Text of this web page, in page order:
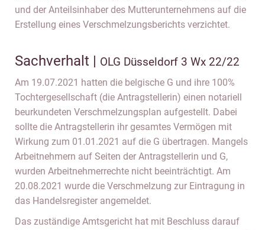
und der Anteilsinhaber des Mutterunternehmens auf die
Erstellung eines Verschmelzungsberichts verzichtet.
Sachverhalt | OLG Düsseldorf 3 Wx 22/22
Am 19.07.2021 hatten die belgische G und ihre 100%
Tochtergesellschaft (die Antragstellerin) einen notariell
beurkundeten Verschmelzungsplan aufgestellt. Dabei
sollte die Antragstellerin ihr gesamtes Vermögen mit
Wirkung zum 01.01.2021 auf die G übertragen. Mangels
Arbeitnehmern auf Seiten der Antragstellerin und G,
wurden Arbeitnehmerrechte nicht beeinträchtigt. Am
20.08.2021 wurde die Verschmelzung zur Eintragung in
das Handelsregister angemeldet.
Das zuständige Amtsgericht hat mit Beschluss darauf